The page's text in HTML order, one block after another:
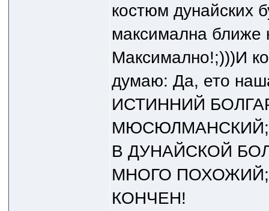
костюм дунайских
максимална ближе
Максимално!;)))И
думаю: Да, ето
ИСТИННИЙ
В ДУНАЙСКОЙ
МНОГО
КОНЧЕН!